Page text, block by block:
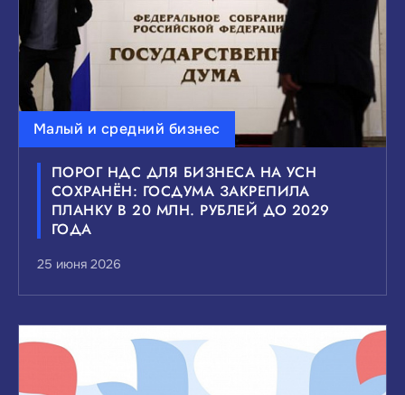
Малый и средний бизнес
ПОРОГ НДС ДЛЯ БИЗНЕСА НА УСН
СОХРАНЁН: ГОСДУМА ЗАКРЕПИЛА
ПЛАНКУ В 20 МЛН. РУБЛЕЙ ДО 2029
ГОДА
25 июня 2026